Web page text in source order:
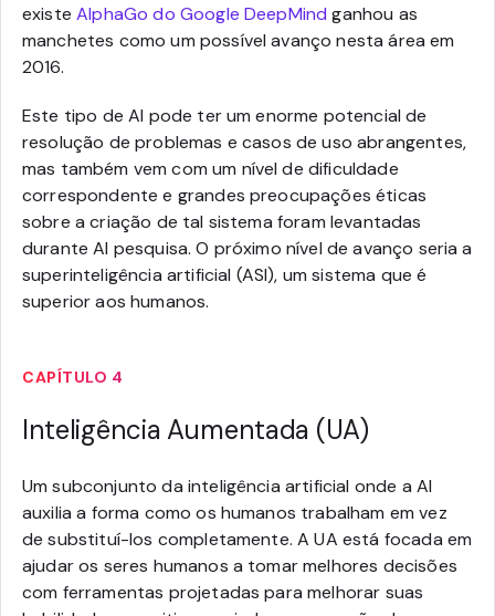
existeAlphaGo do Google DeepMind ganhou as
manchetes como um possível avanço nesta área em
2016.
Este tipo de AI pode ter um enorme potencial de
resolução de problemas e casos de uso abrangentes,
mas também vem com um nível de dificuldade
correspondente e grandes preocupações éticas
sobre a criação de tal sistema foram levantadas
durante AI pesquisa. O próximo nível de avanço seria a
superinteligência artificial (ASI), um sistema que é
superior aos humanos.
CAPÍTULO 4
Inteligência Aumentada (UA)
Um subconjunto da inteligência artificial onde a AI
auxilia a forma como os humanos trabalham em vez
de substituí-los completamente. A UA está focada em
ajudar os seres humanos a tomar melhores decisões
com ferramentas projetadas para melhorar suas